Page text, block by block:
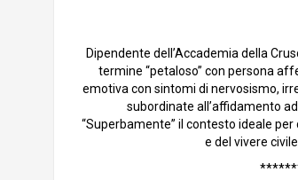
Dipendente dell’Accademia della
termine “petaloso” con persona
emotiva con sintomi di nervosismo,
subordinate all’affidamento
“Superbamente” il contesto ideale
e del vivere